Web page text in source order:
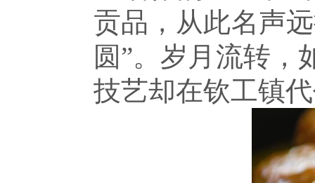
贡品，从此名声
圆”。岁月流转，
技艺却在钦工镇